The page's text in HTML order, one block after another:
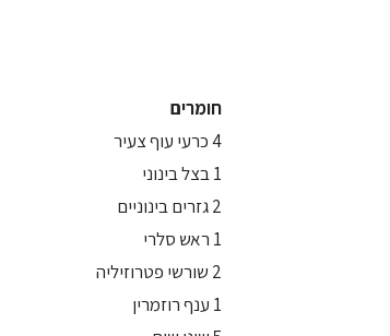
חומרים
4 כרעי עוף צעיר
1 בצל בינוני
2 גזרים בינוניים
1 ראש סלרי
2 שורשי פטרוזיליה
1 ענף רוזמרין